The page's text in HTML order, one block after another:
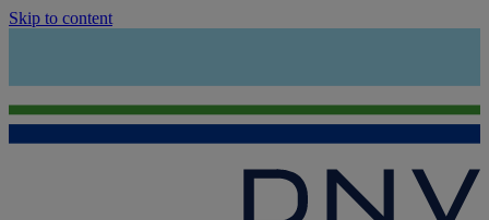
Skip to content